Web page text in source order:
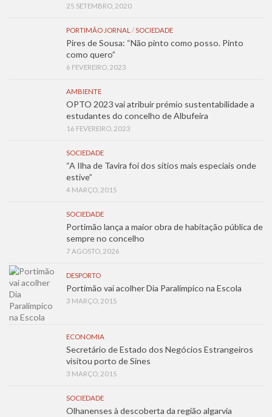
25 SETEMBRO, 2020
PORTIMÃO JORNAL /SOCIEDADE
Pires de Sousa: “Não pinto como posso. Pinto
como quero”
6 FEVEREIRO, 2023
AMBIENTE
OPTO 2023 vai atribuir prémio sustentabilidade a
estudantes do concelho de Albufeira
16 FEVEREIRO, 2023
SOCIEDADE
“A Ilha de Tavira foi dos sítios mais especiais onde
estive”
4 MARÇO, 2015
SOCIEDADE
Portimão lança a maior obra de habitação pública de
sempre no concelho
7 AGOSTO, 2026
DESPORTO
Portimão vai acolher Dia Paralímpico na Escola
3 MARÇO, 2015
ECONOMIA
Secretário de Estado dos Negócios Estrangeiros
visitou porto de Sines
3 MARÇO, 2015
SOCIEDADE
Olhanenses à descoberta da região algarvia